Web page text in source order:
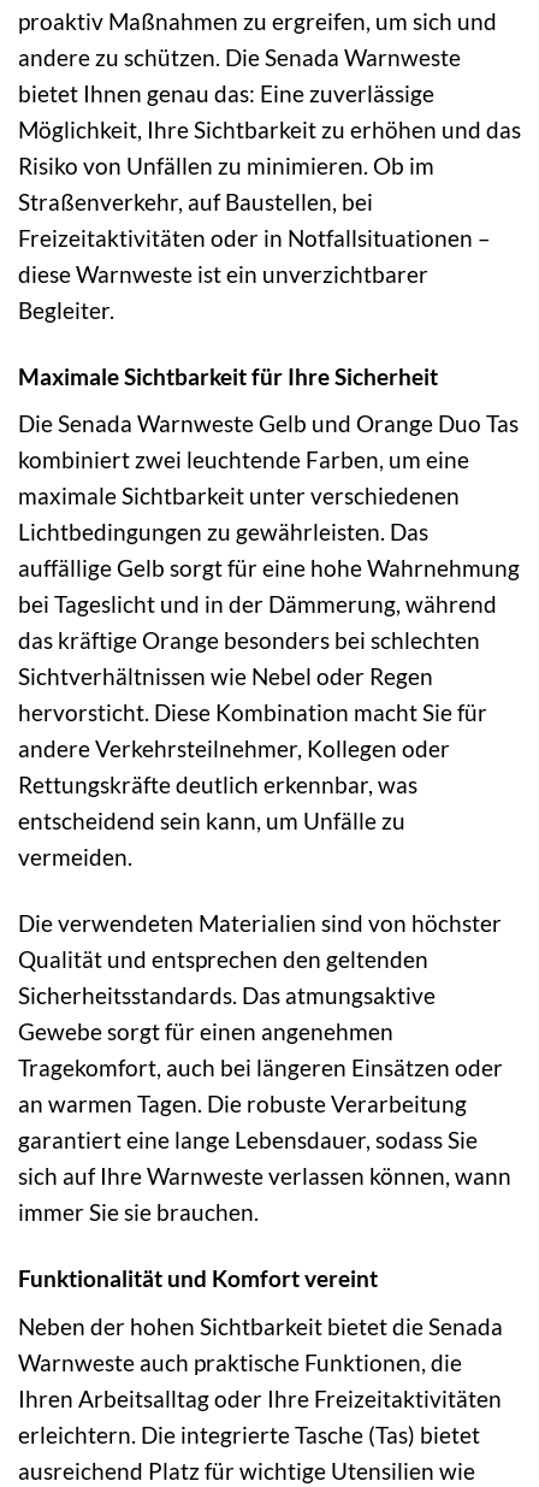
proaktiv Maßnahmen zu ergreifen, um sich und
andere zu schützen. Die Senada Warnweste
bietet Ihnen genau das: Eine zuverlässige
Möglichkeit, Ihre Sichtbarkeit zu erhöhen und das
Risiko von Unfällen zu minimieren. Ob im
Straßenverkehr, auf Baustellen, bei
Freizeitaktivitäten oder in Notfallsituationen –
diese Warnweste ist ein unverzichtbarer
Begleiter.
Maximale Sichtbarkeit für Ihre Sicherheit
Die Senada Warnweste Gelb und Orange Duo Tas
kombiniert zwei leuchtende Farben, um eine
maximale Sichtbarkeit unter verschiedenen
Lichtbedingungen zu gewährleisten. Das
auffällige Gelb sorgt für eine hohe Wahrnehmung
bei Tageslicht und in der Dämmerung, während
das kräftige Orange besonders bei schlechten
Sichtverhältnissen wie Nebel oder Regen
hervorsticht. Diese Kombination macht Sie für
andere Verkehrsteilnehmer, Kollegen oder
Rettungskräfte deutlich erkennbar, was
entscheidend sein kann, um Unfälle zu
vermeiden.
Die verwendeten Materialien sind von höchster
Qualität und entsprechen den geltenden
Sicherheitsstandards. Das atmungsaktive
Gewebe sorgt für einen angenehmen
Tragekomfort, auch bei längeren Einsätzen oder
an warmen Tagen. Die robuste Verarbeitung
garantiert eine lange Lebensdauer, sodass Sie
sich auf Ihre Warnweste verlassen können, wann
immer Sie sie brauchen.
Funktionalität und Komfort vereint
Neben der hohen Sichtbarkeit bietet die Senada
Warnweste auch praktische Funktionen, die
Ihren Arbeitsalltag oder Ihre Freizeitaktivitäten
erleichtern. Die integrierte Tasche (Tas) bietet
ausreichend Platz für wichtige Utensilien wie